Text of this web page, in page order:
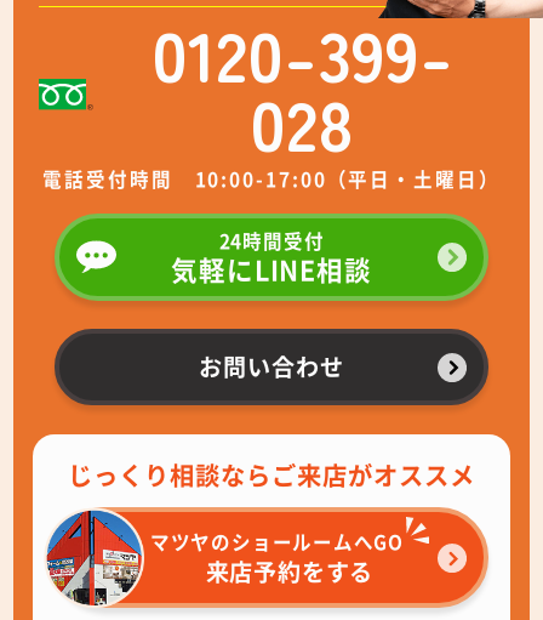
0120-399-
028
電話受付時間 10:00-17:00（平日・土曜日）
24時間受付
気軽にLINE相談
お問い合わせ
じっくり相談ならご来店がオススメ
マツヤのショールームへGO
来店予約をする